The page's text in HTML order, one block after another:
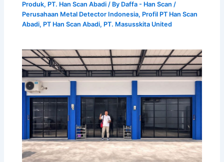
Produk, PT. Han Scan Abadi / By Daffa - Han Scan/
Perusahaan Metal Detector Indonesia, Profil PT Han Scan
Abadi, PT Han Scan Abadi, PT. Masusskita United